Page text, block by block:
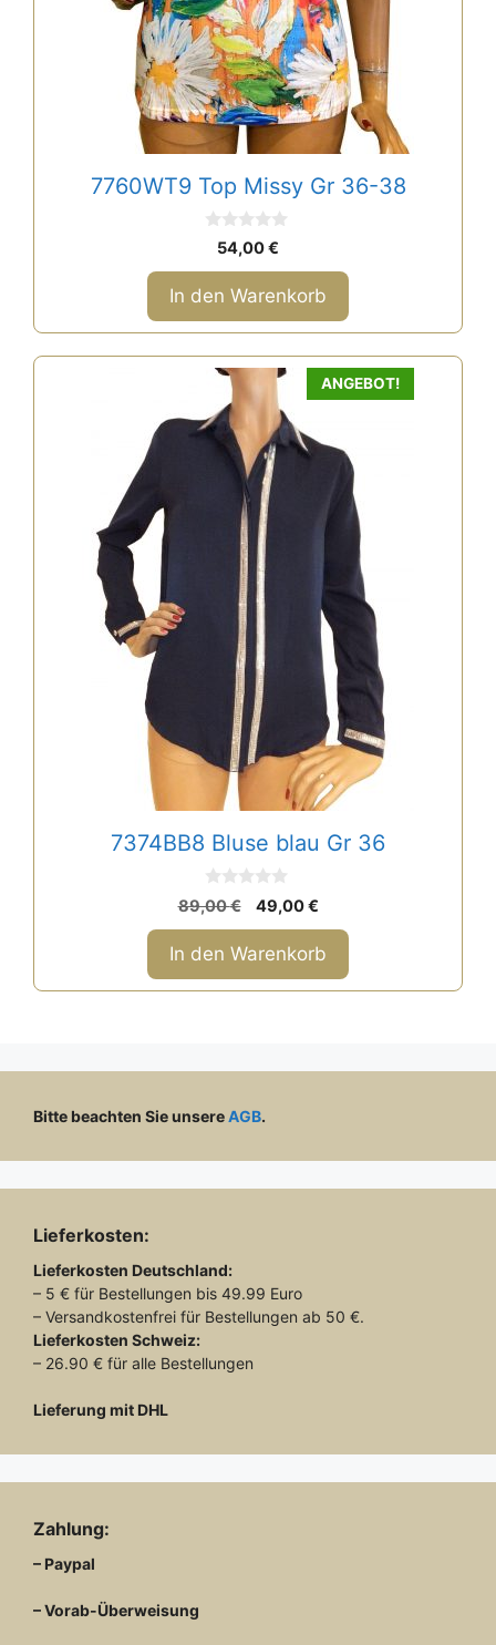
7760WT9 Top Missy Gr 36-38
o
n
5
54,00€
In den Warenkorb
ANGEBOT!
7374BB8 Bluse blau Gr 36
0
v
o
n
5
89,00€
Ursprünglicher
Preis
war:
89,00 €
49,00€Aktueller
Preis
ist:
49,00 €.
In den Warenkorb
Bitte beachten Sie unsereAGB.
Lieferkosten:
Lieferkosten Deutschland:
– 5 € für Bestellungen bis 49.99 Euro
– Versandkostenfrei für Bestellungen ab 50 €.
Lieferkosten Schweiz:
– 26.90 € für alle Bestellungen
Lieferung mit DHL
Zahlung:
– Paypal
– Vorab-Überweisung